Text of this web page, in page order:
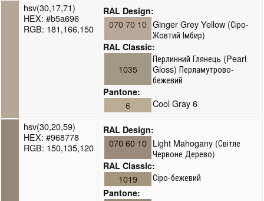
hsv(30,17,71)
HEX: #b5a696
RGB: 181,166,150
RAL Design:
070 70 10 Ginger Grey Yellow (Сіро-
Жовтий Імбир)
RAL Classic:
1035
Перлинний Глянець (Pearl
Gloss) Перламутрово-
бежевий
Pantone:
6
Cool Gray 6
hsv(30,20,59)
HEX: #968778
RGB: 150,135,120
RAL Design:
070 60 10 Light Mahogany (Світле
Червоне Дерево)
RAL Classic:
1019 Сіро-бежевий
Pantone: